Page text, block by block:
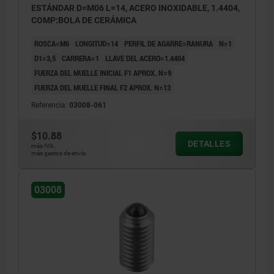
ESTÁNDAR D=M06 L=14, ACERO INOXIDABLE, 1.4404,
COMP:BOLA DE CERÁMICA
ROSCA=M6 LONGITUD=14 PERFIL DE AGARRE=RANURA
N=1
D1=3,5
CARRERA=1
LLAVE DEL ACERO=1.4404
FUERZA DEL MUELLE INICIAL F1 APROX. N=9
FUERZA DEL MUELLE FINAL F2 APROX. N=13
Referencia: 03008-061
$10.88
más IVA.
más gastos de envío
DETALLES
03008